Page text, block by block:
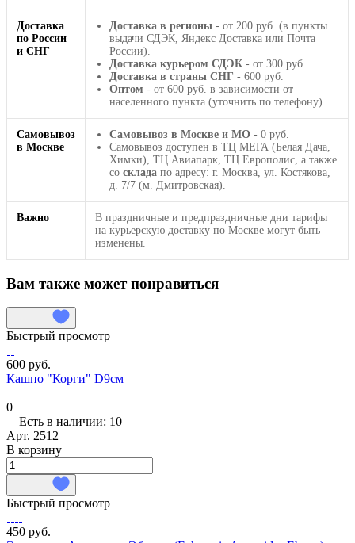
Доставка
по России
и СНГ
Доставка в регионы - от 200 руб. (в пункты
выдачи СДЭК, Яндекс Доставка или Почта
России).
Доставка курьером СДЭК - от 300 руб.
Доставка в страны СНГ - 600 руб.
Оптом - от 600 руб. в зависимости от
населенного пункта (уточнить по телефону).
Самовывоз
в Москве
Самовывоз в Москве и МО - 0 руб.
Самовывоз доступен в ТЦ МЕГА (Белая Дача,
Химки), ТЦ Авиапарк, ТЦ Европолис, а также
со склада по адресу: г. Москва, ул. Костякова,
д. 7/7 (м. Дмитровская).
Важно
В праздничные и предпраздничные дни тарифы
на курьерскую доставку по Москве могут быть
изменены.
Вам также может понравиться
Быстрый просмотр
600 руб.
Кашпо "Корги" D9см
0
Есть в наличии: 10
Арт. 2512
В корзину
Быстрый просмотр
450 руб.